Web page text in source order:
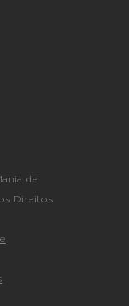
de
Direitos